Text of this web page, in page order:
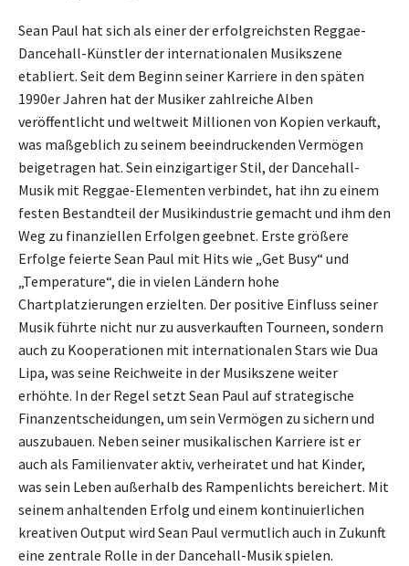
Sean Paul hat sich als einer der erfolgreichsten Reggae-
Dancehall-Künstler der internationalen Musikszene
etabliert. Seit dem Beginn seiner Karriere in den späten
1990er Jahren hat der Musiker zahlreiche Alben
veröffentlicht und weltweit Millionen von Kopien verkauft,
was maßgeblich zu seinem beeindruckenden Vermögen
beigetragen hat. Sein einzigartiger Stil, der Dancehall-
Musik mit Reggae-Elementen verbindet, hat ihn zu einem
festen Bestandteil der Musikindustrie gemacht und ihm den
Weg zu finanziellen Erfolgen geebnet. Erste größere
Erfolge feierte Sean Paul mit Hits wie „Get Busy“ und
„Temperature“, die in vielen Ländern hohe
Chartplatzierungen erzielten. Der positive Einfluss seiner
Musik führte nicht nur zu ausverkauften Tourneen, sondern
auch zu Kooperationen mit internationalen Stars wie Dua
Lipa, was seine Reichweite in der Musikszene weiter
erhöhte. In der Regel setzt Sean Paul auf strategische
Finanzentscheidungen, um sein Vermögen zu sichern und
auszubauen. Neben seiner musikalischen Karriere ist er
auch als Familienvater aktiv, verheiratet und hat Kinder,
was sein Leben außerhalb des Rampenlichts bereichert. Mit
seinem anhaltenden Erfolg und einem kontinuierlichen
kreativen Output wird Sean Paul vermutlich auch in Zukunft
eine zentrale Rolle in der Dancehall-Musik spielen.